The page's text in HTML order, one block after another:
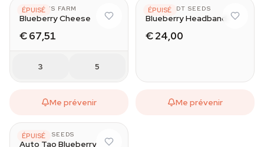
ÉPUISÉ
BARNEY'S FARM
Blueberry Cheese
€ 67,51
3 5
Me prévenir
ÉPUISÉ
HUMBOLDT SEEDS
Blueberry Headband
€ 24,00
Me prévenir
ÉPUISÉ
TOP TAO SEEDS
Auto Tao Blueberry